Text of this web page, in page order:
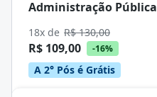
Administração Pública
18x de R$ 130,00
R$ 109,00 -16%
A 2° Pós é Grátis